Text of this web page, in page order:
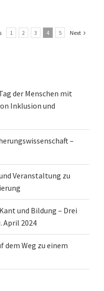
1 2 3 4 5 Next
der Menschen mit
Inklusion und
–
Veranstaltung zu
und Bildung – Drei
April 2024
dem Weg zu einem